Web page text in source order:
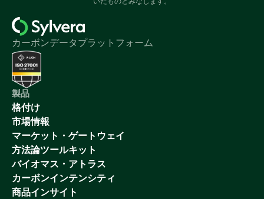
いたものとみなします。
カーボンデータプラットフォーム
製品
格付け
市場情報
マーケット・ゲートウェイ
方法論ツールキット
バイオマス・アトラス
カーボンインテンシティ
商品インサイト